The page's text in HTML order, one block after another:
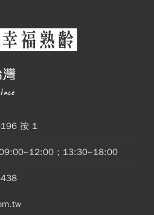
按 1
；13:30~18:00